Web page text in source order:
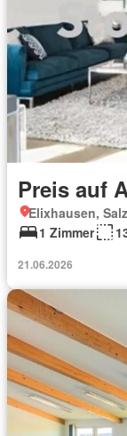
Preis auf
Elixhausen,
1 Zimmer
21.06.2026